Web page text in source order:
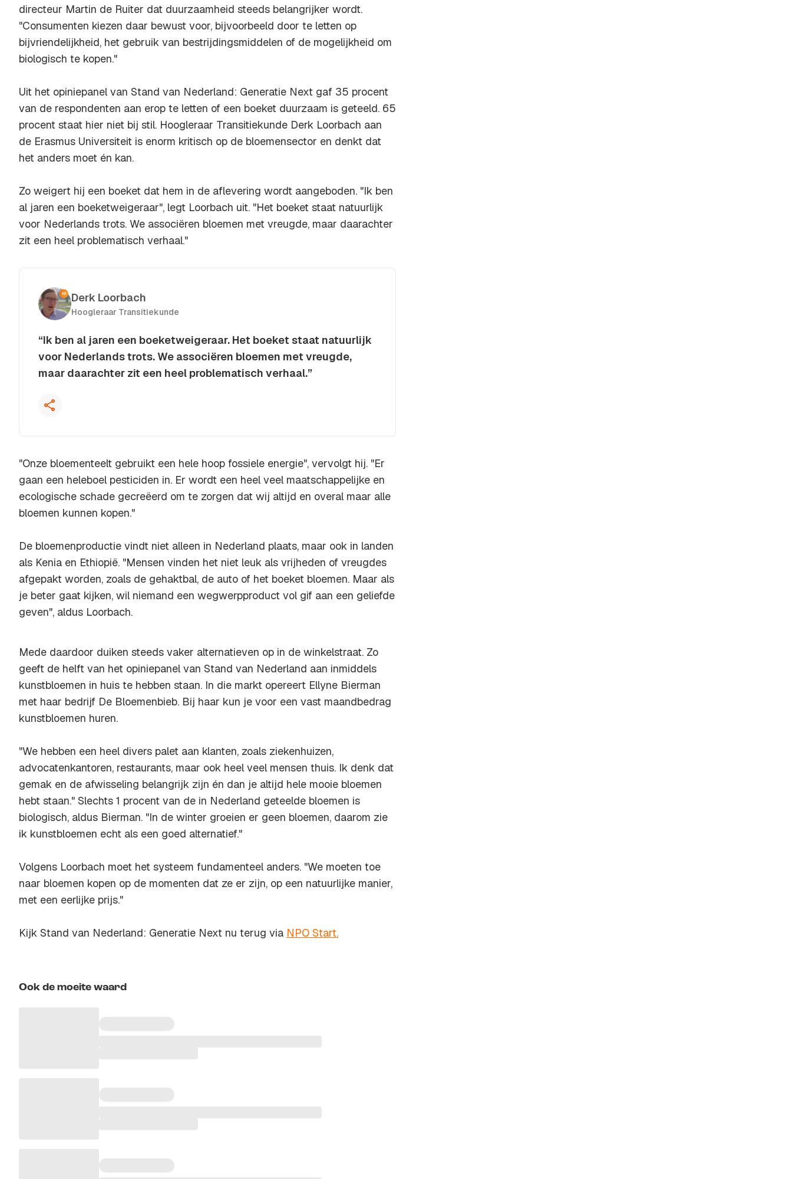
directeur Martin de Ruiter dat duurzaamheid steeds belangrijker wordt.
"Consumenten kiezen daar bewust voor, bijvoorbeeld door te letten op
bijvriendelijkheid, het gebruik van bestrijdingsmiddelen of de mogelijkheid om
biologisch te kopen."
Uit het opiniepanel van Stand van Nederland: Generatie Next gaf 35 procent
van de respondenten aan erop te letten of een boeket duurzaam is geteeld. 65
procent staat hier niet bij stil. Hoogleraar Transitiekunde Derk Loorbach aan
de Erasmus Universiteit is enorm kritisch op de bloemensector en denkt dat
het anders moet én kan.
Zo weigert hij een boeket dat hem in de aflevering wordt aangeboden. "Ik ben
al jaren een boeketweigeraar", legt Loorbach uit. "Het boeket staat natuurlijk
voor Nederlands trots. We associëren bloemen met vreugde, maar daarachter
zit een heel problematisch verhaal."
Derk Loorbach
Hoogleraar Transitiekunde
“Ik ben al jaren een boeketweigeraar. Het boeket staat natuurlijk
voor Nederlands trots. We associëren bloemen met vreugde,
maar daarachter zit een heel problematisch verhaal.”
Kopieer quote
"Onze bloementeelt gebruikt een hele hoop fossiele energie", vervolgt hij. "Er
gaan een heleboel pesticiden in. Er wordt een heel veel maatschappelijke en
ecologische schade gecreëerd om te zorgen dat wij altijd en overal maar alle
bloemen kunnen kopen."
De bloemenproductie vindt niet alleen in Nederland plaats, maar ook in landen
als Kenia en Ethiopië. "Mensen vinden het niet leuk als vrijheden of vreugdes
afgepakt worden, zoals de gehaktbal, de auto of het boeket bloemen. Maar als
je beter gaat kijken, wil niemand een wegwerpproduct vol gif aan een geliefde
geven", aldus Loorbach.
Mede daardoor duiken steeds vaker alternatieven op in de winkelstraat. Zo
geeft de helft van het opiniepanel van Stand van Nederland aan inmiddels
kunstbloemen in huis te hebben staan. In die markt opereert Ellyne Bierman
met haar bedrijf De Bloemenbieb. Bij haar kun je voor een vast maandbedrag
kunstbloemen huren.
"We hebben een heel divers palet aan klanten, zoals ziekenhuizen,
advocatenkantoren, restaurants, maar ook heel veel mensen thuis. Ik denk dat
gemak en de afwisseling belangrijk zijn én dan je altijd hele mooie bloemen
hebt staan." Slechts 1 procent van de in Nederland geteelde bloemen is
biologisch, aldus Bierman. "In de winter groeien er geen bloemen, daarom zie
ik kunstbloemen echt als een goed alternatief."
Volgens Loorbach moet het systeem fundamenteel anders. "We moeten toe
naar bloemen kopen op de momenten dat ze er zijn, op een natuurlijke manier,
met een eerlijke prijs."
Kijk Stand van Nederland: Generatie Next nu terug via NPO Start.
Ook de moeite waard